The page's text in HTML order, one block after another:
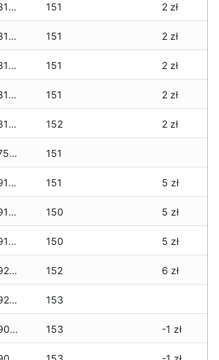
3,810 zł 151 2 zł
3,810 zł 151 2 zł
3,810 zł 151 2 zł
3,810 zł 151 2 zł
3,810 zł 152 2 zł
3,750 zł 151
3,910 zł 151 5 zł
3,910 zł 150 5 zł
3,910 zł 150 5 zł
3,920 zł 152 6 zł
3,920 zł 153
3,900 zł 153 -1 zł